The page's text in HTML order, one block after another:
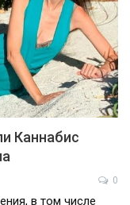
Каннабис
0
в том числе